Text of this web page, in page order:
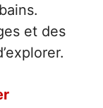
et des